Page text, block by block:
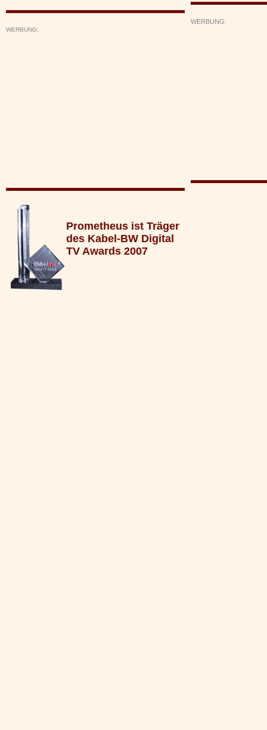
WERBUNG:
Prometheus ist Träger
des Kabel-BW Digital
TV Awards 2007
WERBUNG: